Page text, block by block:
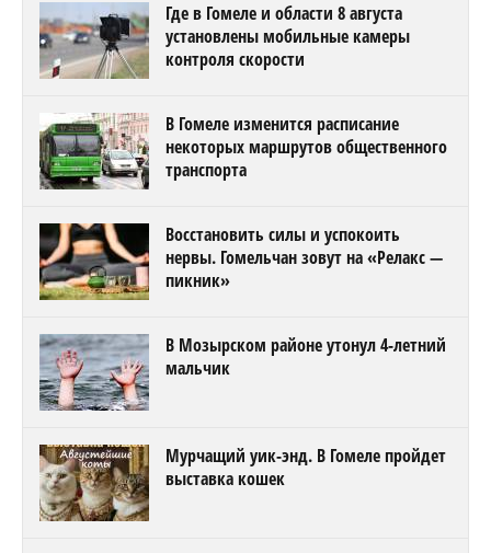
Где в Гомеле и области 8 августа
установлены мобильные камеры
контроля скорости
В Гомеле изменится расписание
некоторых маршрутов общественного
транспорта
Восстановить силы и успокоить
нервы. Гомельчан зовут на «Релакс —
пикник»
В Мозырском районе утонул 4-летний
мальчик
Мурчащий уик-энд. В Гомеле пройдет
выставка кошек